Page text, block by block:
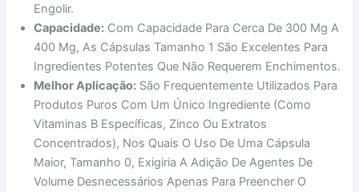
Engolir.
Capacidade: Com Capacidade Para Cerca De 300 Mg A
400 Mg, As Cápsulas Tamanho 1 São Excelentes Para
Ingredientes Potentes Que Não Requerem Enchimentos.
Melhor Aplicação: São Frequentemente Utilizados Para
Produtos Puros Com Um Único Ingrediente (como
Vitaminas B Específicas, Zinco Ou Extratos
Concentrados), Nos Quais O Uso De Uma Cápsula
Maior, Tamanho 0, Exigiria A Adição De Agentes De
Volume Desnecessários Apenas Para Preencher O